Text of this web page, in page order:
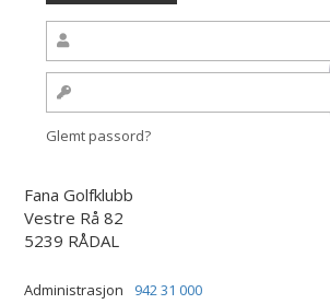
Glemt passord?
Fana Golfklubb
Vestre Rå 82
5239 RÅDAL
Administrasjon 942 31 000